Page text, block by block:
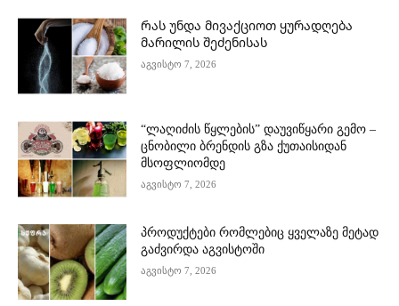
Რას უნდა მივაქციოთ ყურადღება
მარილის შეძენისას
აგვისტო 7, 2026
“ლაღიძის წყლების” დაუვიწყარი გემო –
ცნობილი ბრენდის გზა ქუთაისიდან
მსოფლიომდე
აგვისტო 7, 2026
პროდუქტები რომლებიც ყველაზე მეტად
გაძვირდა აგვისტოში
აგვისტო 7, 2026